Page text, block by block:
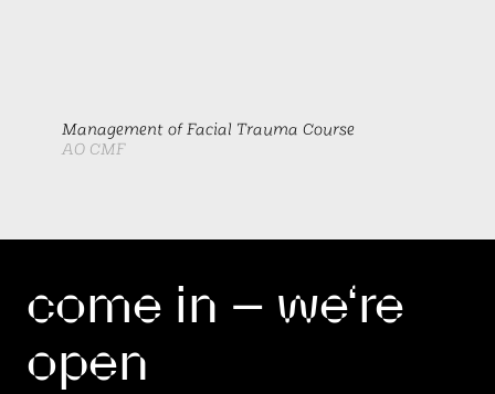
Management of Facial Trauma Course
AO CMF
come in – we‘re
open